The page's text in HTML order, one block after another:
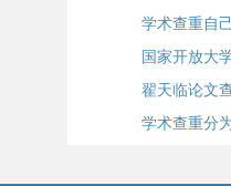
学术查重自
国家开放大
翟天临论文
学术查重分